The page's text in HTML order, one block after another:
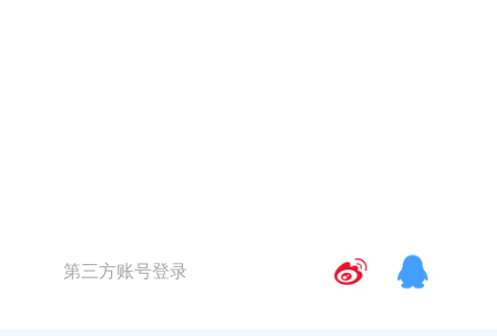
第三方账号登录